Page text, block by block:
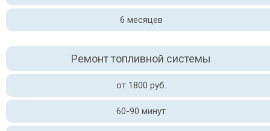
6 месяцев
Ремонт топливной системы
от 1800 руб.
60-90 минут